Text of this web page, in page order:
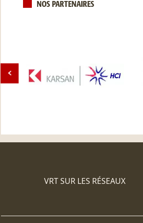
NOS PARTENAIRES
VRT SUR LES RÉSEAUX